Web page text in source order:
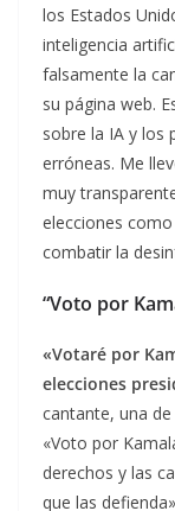
los Estados
inteligencia
falsamente la
su página web.
sobre la IA y los
erróneas. Me
muy
elecciones
combatir la
“Voto por
«Votaré por
elecciones
cantante, una de
«Voto por
derechos y las
que las